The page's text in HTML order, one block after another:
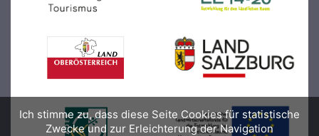
Ich stimme zu, dass diese Seite Cookies für statistische
Zwecke und zur Erleichterung der Navigation